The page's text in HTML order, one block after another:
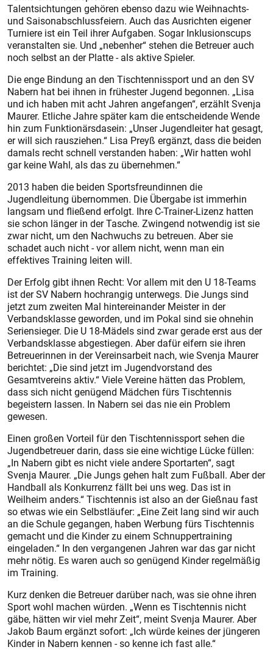
Talentsichtungen gehören ebenso dazu wie Weihnachts-
und Saisonabschlussfeiern. Auch das Ausrichten eigener
Turniere ist ein Teil ihrer Aufgaben. Sogar Inklusionscups
veranstalten sie. Und „nebenher“ stehen die Betreuer auch
noch selbst an der Platte - als aktive Spieler.
Die enge Bindung an den Tischtennissport und an den SV
Nabern hat bei ihnen in frühester Jugend begonnen. „Lisa
und ich haben mit acht Jahren angefangen“, erzählt Svenja
Maurer. Etliche Jahre später kam die entscheidende Wende
hin zum Funktionärsdasein: „Unser Jugendleiter hat gesagt,
er will sich rausziehen.“ Lisa Preyß ergänzt, dass die beiden
damals recht schnell verstanden haben: „Wir hatten wohl
gar keine Wahl, als das zu übernehmen.“
2013 haben die beiden Sportsfreundinnen die
Jugendleitung übernommen. Die Übergabe ist immerhin
langsam und fließend erfolgt. Ihre C-Trainer-Lizenz hatten
sie schon länger in der Tasche. Zwingend notwendig ist sie
zwar nicht, um den Nachwuchs zu betreuen. Aber sie
schadet auch nicht - vor allem nicht, wenn man ein
effektives Training leiten will.
Der Erfolg gibt ihnen Recht: Vor allem mit den U 18-Teams
ist der SV Nabern hochrangig unterwegs. Die Jungs sind
jetzt zum zweiten Mal hintereinander Meister in der
Verbandsklasse geworden, und im Pokal sind sie ohnehin
Seriensieger. Die U 18-Mädels sind zwar gerade erst aus der
Verbandsklasse abgestiegen. Aber dafür eifern sie ihren
Betreuerinnen in der Vereinsarbeit nach, wie Svenja Maurer
berichtet: „Die sind jetzt im Jugendvorstand des
Gesamtvereins aktiv.“ Viele Vereine hätten das Problem,
dass sich nicht genügend Mädchen fürs Tischtennis
begeistern lassen. In Nabern sei das nie ein Problem
gewesen.
Einen großen Vorteil für den Tischtennissport sehen die
Jugendbetreuer darin, dass sie eine wichtige Lücke füllen:
„In Nabern gibt es nicht viele andere Sportarten“, sagt
Svenja Maurer. „Die Jungs gehen halt zum Fußball. Aber der
Handball als Konkurrenz fällt bei uns weg. Das ist in
Weilheim anders.“ Tischtennis ist also an der Gießnau fast
so etwas wie ein Selbstläufer: „Eine Zeit lang sind wir auch
an die Schule gegangen, haben Werbung fürs Tischtennis
gemacht und die Kinder zu einem Schnuppertraining
eingeladen.“ In den vergangenen Jahren war das gar nicht
mehr nötig. Es waren auch so genügend Kinder regelmäßig
im Training.
Kurz denken die Betreuer darüber nach, was sie ohne ihren
Sport wohl machen würden. „Wenn es Tischtennis nicht
gäbe, hätten wir viel mehr Zeit“, meint Svenja Maurer. Aber
Jakob Baum ergänzt sofort: „Ich würde keines der jüngeren
Kinder in Nabern kennen - so kenne ich fast alle.“